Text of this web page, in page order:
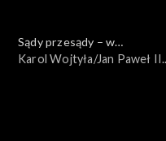
Sądy przesądy – w
powiększeniu
Karol Wojtyła/Jan Paweł II.